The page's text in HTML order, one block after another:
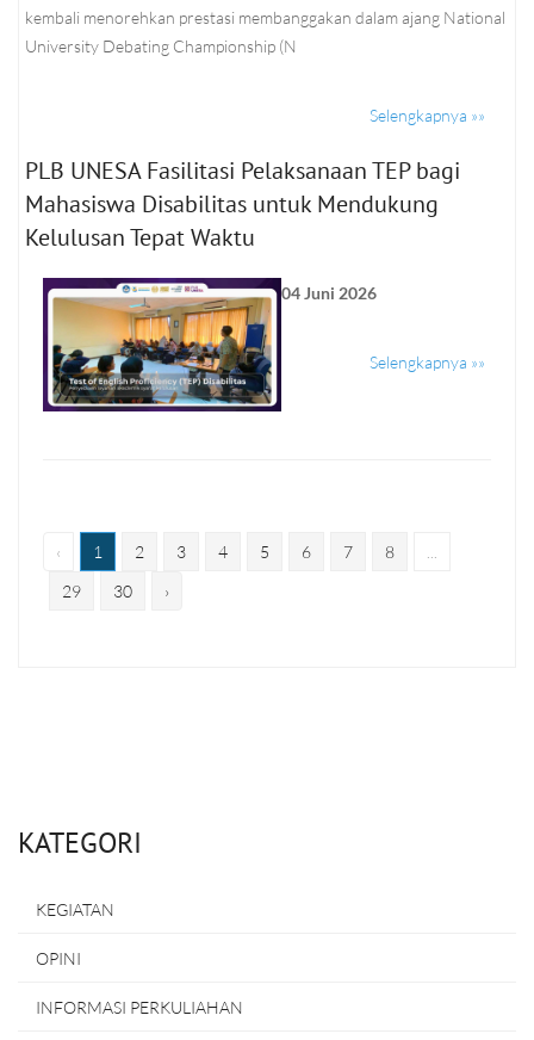
kembali menorehkan prestasi membanggakan dalam ajang National
University Debating Championship (N
Selengkapnya »»
PLB UNESA Fasilitasi Pelaksanaan TEP bagi
Mahasiswa Disabilitas untuk Mendukung
Kelulusan Tepat Waktu
04 Juni 2026
Selengkapnya »»
‹ 1 2 3 4 5 6 7 8
29
30 ›
KATEGORI
KEGIATAN
OPINI
INFORMASI PERKULIAHAN